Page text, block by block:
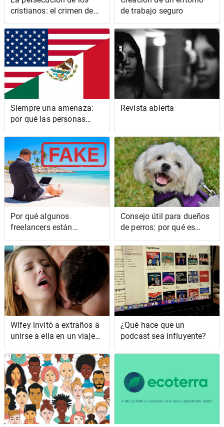
cristianos: el crimen de
odio del que no
hablamos
de trabajo seguro
Siempre una amenaza:
por qué las personas
marrones y negras no
pueden sentirse cómodas
en los Estados Unidos
Revista abierta
Por qué algunos
freelancers están
fingiendo sus vidas
Consejo útil para dueños
de perros: por qué es
importante dejar que su
perro huela mientras
camina
Wifey invitó a extraños a
unirse a ella en un viaje
de negocios
¿Qué hace que un
podcast sea influyente?